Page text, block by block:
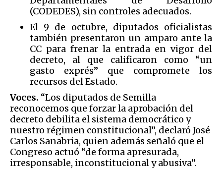
(CODEDES), sin controles adecuados.
El 9 de octubre, diputados oficialistas
también presentaron un amparo ante la
CC para frenar la entrada en vigor del
decreto, al que calificaron como “un
gasto exprés” que compromete los
recursos del Estado.
Voces. “Los diputados de Semilla
reconocemos que forzar la aprobación del
decreto debilita el sistema democrático y
nuestro régimen constitucional”, declaró José
Carlos Sanabria, quien además señaló que el
Congreso actuó “de forma apresurada,
irresponsable, inconstitucional y abusiva”.